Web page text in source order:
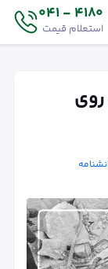
4180 - 041
استعلام قیمت